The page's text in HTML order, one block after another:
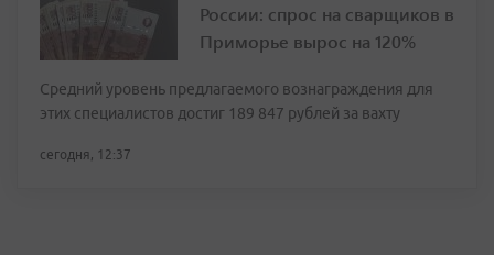
России: спрос на сварщиков в
Приморье вырос на 120%
Средний уровень предлагаемого вознаграждения для
этих специалистов достиг 189 847 рублей за вахту
сегодня, 12:37